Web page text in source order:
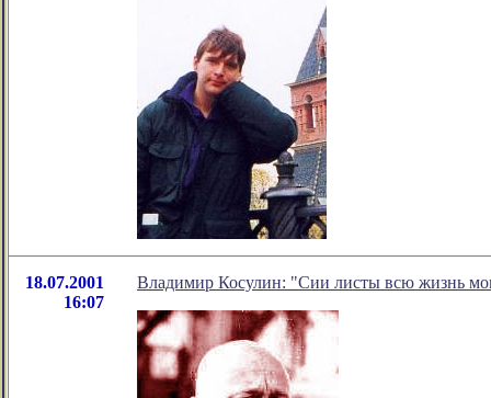
18.07.2001
16:07
Владимир Косулин: "Сии листы всю жизнь